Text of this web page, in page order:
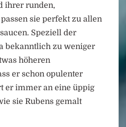
ihrer runden,
sie perfekt zu allen
Speziell der
bekanntlich zu weniger
höheren
er schon opulenter
er immer an eine üppig
sie Rubens gemalt